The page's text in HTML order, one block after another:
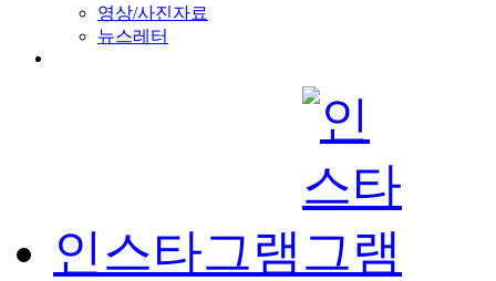
영상/사진자료
뉴스레터
인스타그램